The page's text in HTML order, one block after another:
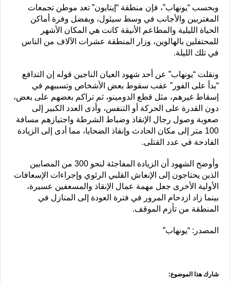
وبحسب “يونهاب”، فإن منطقة “إيتايون” تعد موطن تجمعات
المغتربين والأجانب في وسط سيئول، وبفضل وفرة أماكن
الحياة الليلية والمطاعم الأنيقة كانت هي المكان الأشهر
للمحتفلين بالهالوين، وزار المنطقة عشرات الآلاف من الناس
في تلك الليلة.
ونقلت “يونهاب” عن أحد شهود العيان الناجين قوله إن التدافع
“بدأ على الفور” عقب سقوط بعض الأشخاص وتسببهم في
إسقاط غيرهم، مثل قطع الدومينو، ثم تراكم بعضهم على بعض،
دون القدرة على الحركة أو التنفس، وأدى العدد الكبير إلى
صعوبة وصول رجال الإنقاذ وضباط الشرطة واجتيازهم مسافة
100 متر إلى مكان الحادث وإنقاذ الضحايا، مما أدى إلى الزيادة
الفادحة في عدد القتلى.
وأوضح الشهود أن الزيادة المفاجئة لنحو 300 من المصابين
الذين يحتاجون إلى الإنعاش القلبي الرئوي وإجراءات الإسعافات
الأولية الأخرى جعل مهمة عمال الإنقاذ والمسعفين عسيرة،
بينما زاد ازدحام المرور في فترة العودة إلى المنازل في
المنطقة من تأزم الموقف.
المصدر: “يونهاب”
شارك هذا الموضوع: